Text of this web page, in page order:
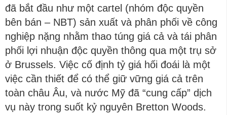
đã bắt đầu như một cartel (nhóm độc quyền
bên bán – NBT) sản xuất và phân phối về công
nghiệp nặng nhằm thao túng giá cả và tái phân
phối lợi nhuận độc quyền thông qua một trụ sở
ở Brussels. Việc cố định tỷ giá hối đoái là một
việc cần thiết để có thể giữ vững giá cả trên
toàn châu Âu, và nước Mỹ đã “cung cấp” dịch
vụ này trong suốt kỷ nguyên Bretton Woods.